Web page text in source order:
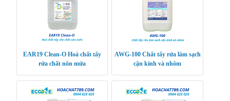
EAR19 Clean-O Hoá chất tẩy
rửa chất nôn mửa
AWG-100 Chất tẩy rửa làm sạch
cặn kính và nhôm